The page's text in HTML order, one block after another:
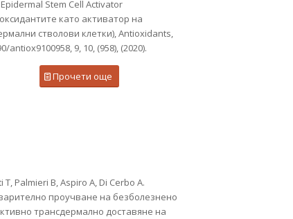
Stem Cell Activator
като активатор на
стволови клетки), Antioxidants,
antiox9100958, 9, 10, (958), (2020).
Прочети още
T, Palmieri B, Aspiro A, Di Cerbo A.
проучване на безболезнено
трансдермално доставяне на